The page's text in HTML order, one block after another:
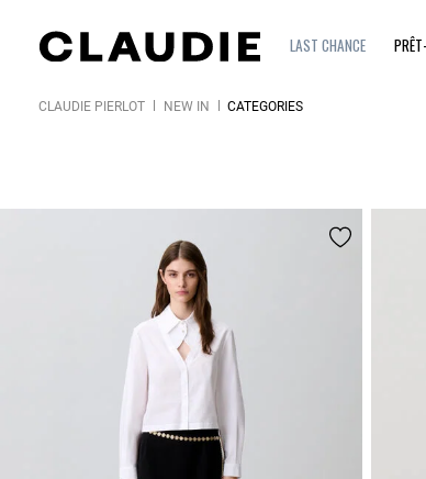
LAST CHANCE
CLAUDIE PIERLOT NEW IN CATÉGORIES